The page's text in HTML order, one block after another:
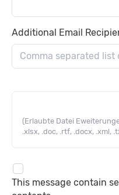
Additional Email
(Erlaubte Datei
.xlsx, .doc, .rtf, .docx, .xml,
This message contain